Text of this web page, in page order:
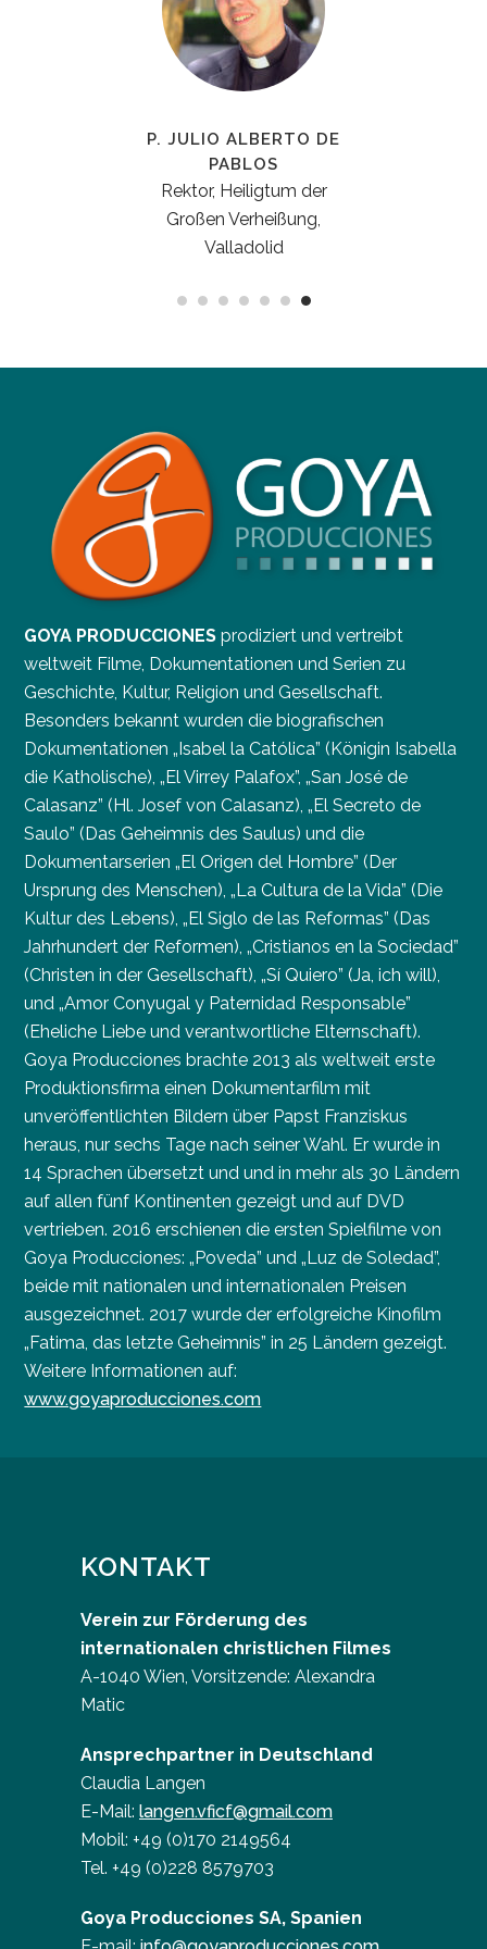
PILAR ÁLVAREZ MATEO
Heiligtum der Großen
Verheißung, Valladolid
GOYA PRODUCCIONES prodiziert und vertreibt
weltweit Filme, Dokumentationen und Serien zu
Geschichte, Kultur, Religion und Gesellschaft.
Besonders bekannt wurden die biografischen
Dokumentationen „Isabel la Católica” (Königin Isabella
die Katholische), „El Virrey Palafox”, „San José de
Calasanz” (Hl. Josef von Calasanz), „El Secreto de
Saulo” (Das Geheimnis des Saulus) und die
Dokumentarserien „El Origen del Hombre” (Der
Ursprung des Menschen), „La Cultura de la Vida” (Die
Kultur des Lebens), „El Siglo de las Reformas” (Das
Jahrhundert der Reformen), „Cristianos en la Sociedad”
(Christen in der Gesellschaft), „Sí Quiero” (Ja, ich will),
und „Amor Conyugal y Paternidad Responsable”
(Eheliche Liebe und verantwortliche Elternschaft).
Goya Producciones brachte 2013 als weltweit erste
Produktionsfirma einen Dokumentarfilm mit
unveröffentlichten Bildern über Papst Franziskus
heraus, nur sechs Tage nach seiner Wahl. Er wurde in
14 Sprachen übersetzt und und in mehr als 30 Ländern
auf allen fünf Kontinenten gezeigt und auf DVD
vertrieben. 2016 erschienen die ersten Spielfilme von
Goya Producciones: „Poveda” und „Luz de Soledad”,
beide mit nationalen und internationalen Preisen
ausgezeichnet. 2017 wurde der erfolgreiche Kinofilm
„Fatima, das letzte Geheimnis” in 25 Ländern gezeigt.
Weitere Informationen auf:
www.goyaproducciones.com
KONTAKT
Verein zur Förderung des
internationalen christlichen Filmes
A-1040 Wien, Vorsitzende: Alexandra
Matic
Ansprechpartner in Deutschland
Claudia Langen
E-Mail: langen.vficf@gmail.com
Mobil: +49 (0)170 2149564
Tel. +49 (0)228 8579703
Goya Producciones SA, Spanien